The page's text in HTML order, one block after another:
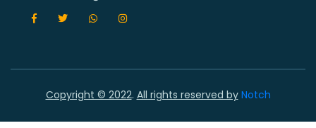
Copyright © 2022. All rights reserved by Notch